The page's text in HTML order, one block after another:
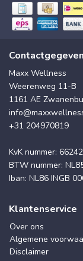
Maxx Wellness
Weerenweg 11-B
1161 AE
+31 204970819
KvK nummer:
BTW nummer:
Iban: NL86 INGB
Klantenservice
Over ons
Algemene
Disclaimer